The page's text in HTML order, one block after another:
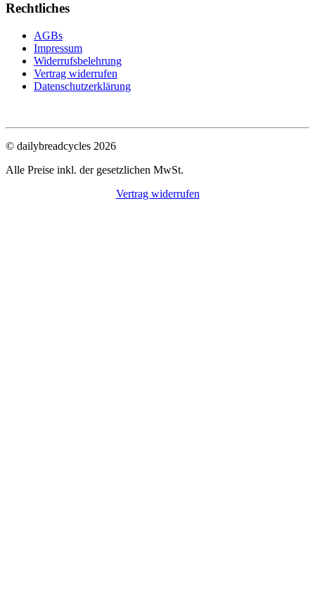
Rechtliches
AGBs
Impressum
Widerrufsbelehrung
Vertrag widerrufen
Datenschutzerklärung
© dailybreadcycles 2026
Alle Preise inkl. der gesetzlichen MwSt.
Vertrag widerrufen